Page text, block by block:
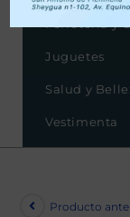
Ferretería y
Juguetes
Salud y
Vestimenta
Producto